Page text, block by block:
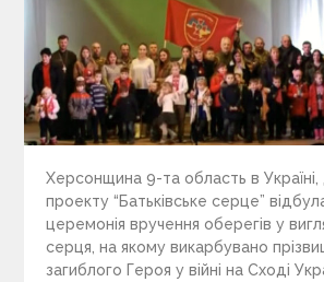
Херсонщина 9-та область в
проекту “Батьківське серце”
церемонія вручення оберегів у
серця, на якому викарбувано
загиблого Героя у війні на Сході